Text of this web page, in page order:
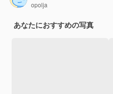
opolja
あなたにおすすめの写真